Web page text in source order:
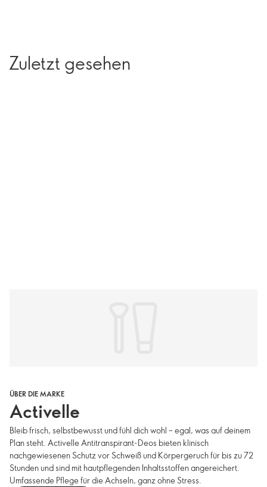
Zuletzt gesehen
ÜBER DIE MARKE
Activelle
Bleib frisch, selbstbewusst und fühl dich wohl – egal, was auf deinem
Plan steht. Activelle Antitranspirant-Deos bieten klinisch
nachgewiesenen Schutz vor Schweiß und Körpergeruch für bis zu 72
Stunden und sind mit hautpflegenden Inhaltsstoffen angereichert.
Umfassende Pflege für die Achseln, ganz ohne Stress.